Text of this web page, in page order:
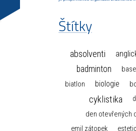
Štítky
absolventi
badminton
biatlon biologie
cyklistika
den otevřených
emil zátopek